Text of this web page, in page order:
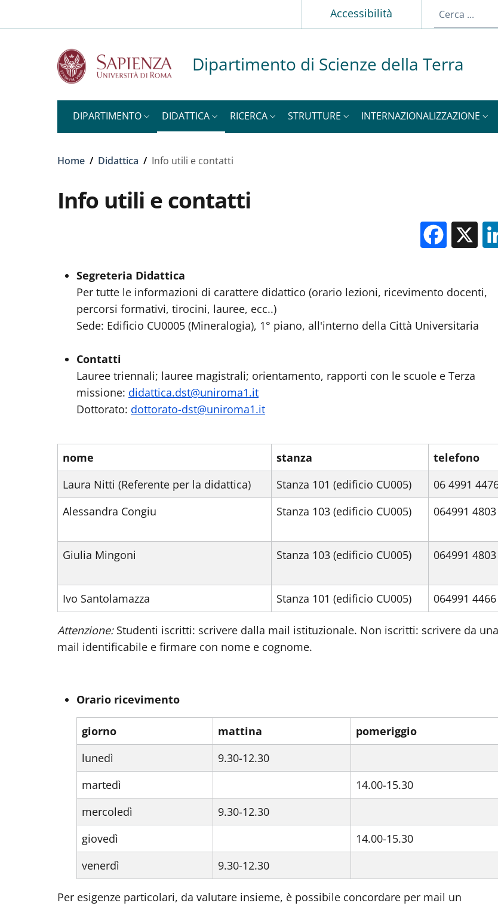
Accessibilità
Dipartimento di Scienze della Terra
DIPARTIMENTO DIDATTICA RICERCA STRUTTURE INTERNAZIONALIZZAZIONE
Briciole di pane
Home / Didattica / Info utili e contatti
Info utili e contatti
X
Segreteria Didattica
Per tutte le informazioni di carattere didattico (orario lezioni, ricevimento docenti,
percorsi formativi, tirocini, lauree, ecc..)
Sede: Edificio CU0005 (Mineralogia), 1° piano, all'interno della Città Universitaria
Contatti
Lauree triennali; lauree magistrali; orientamento, rapporti con le scuole e Terza
missione: didattica.dst@uniroma1.it
Dottorato: dottorato-dst@uniroma1.it
nome stanza
telefono
Laura Nitti (Referente per la didattica)
Stanza 101 (edificio CU005)
06 4991
Alessandra Congiu
Stanza 103 (edificio CU005) 064991 4803
Giulia Mingoni Stanza 103 (edificio CU005) 064991 4803
Ivo Santolamazza Stanza 101 (edificio CU005) 064991 4466
Attenzione:Studenti iscritti: scrivere dalla mail istituzionale. Non iscritti: scrivere da una
mail identificabile e firmare con nome e cognome.
Orario ricevimento
giorno mattina
pomeriggio
lunedì
9.30-12.30
martedì
14.00-15.30
mercoledì
9.30-12.30
giovedì
14.00-15.30
venerdì
9.30-12.30
Per esigenze particolari, da valutare insieme, è possibile concordare per mail un